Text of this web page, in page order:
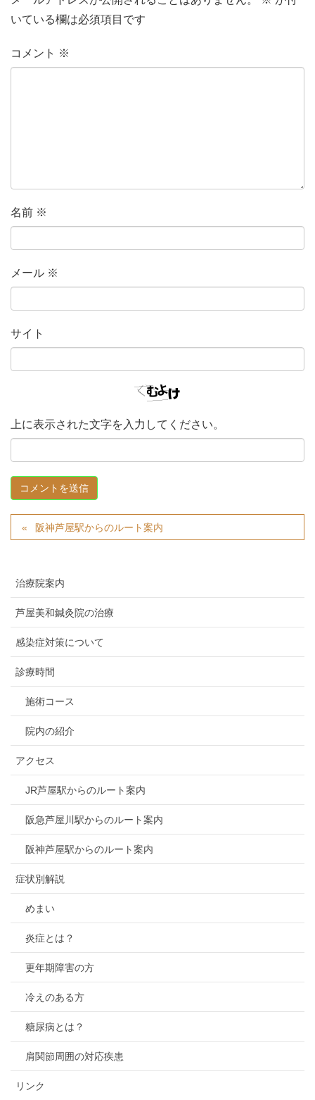
いている欄は必須項目です
コメント ※
名前 ※
メール ※
サイト
上に表示された文字を入力してください。
阪神芦屋駅からのルート案内
治療院案内
芦屋美和鍼灸院の治療
感染症対策について
診療時間
施術コース
院内の紹介
アクセス
JR芦屋駅からのルート案内
阪急芦屋川駅からのルート案内
阪神芦屋駅からのルート案内
症状別解説
めまい
炎症とは？
更年期障害の方
冷えのある方
糖尿病とは？
肩関節周囲の対応疾患
リンク